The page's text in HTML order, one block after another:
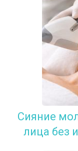
Сияние
лица без